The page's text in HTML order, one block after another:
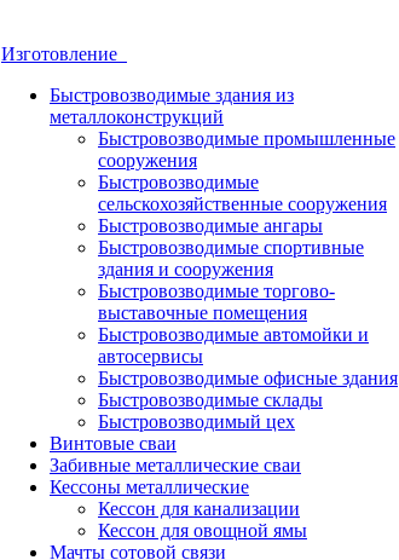
Изготовление
Быстровозводимые здания из
металлоконструкций
Быстровозводимые промышленные
сооружения
Быстровозводимые
сельскохозяйственные сооружения
Быстровозводимые ангары
Быстровозводимые спортивные
здания и сооружения
Быстровозводимые торгово-
выставочные помещения
Быстровозводимые автомойки и
автосервисы
Быстровозводимые офисные здания
Быстровозводимые склады
Быстровозводимый цех
Винтовые сваи
Забивные металлические сваи
Кессоны металлические
Кессон для канализации
Кессон для овощной ямы
Мачты сотовой связи